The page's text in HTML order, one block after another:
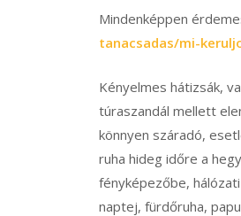
Mindenképpen
tanacsadas/mi-
Kényelmes hátizsák,
túraszandál mellett
könnyen száradó,
ruha hideg időre a
fényképezőbe,
naptej, fürdőruha,